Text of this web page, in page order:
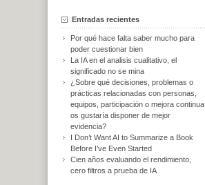
Entradas recientes
Por qué hace falta saber mucho para
poder cuestionar bien
La IA en el analisis cualitativo, el
significado no se mina
¿Sobre qué decisiones, problemas o
prácticas relacionadas con personas,
equipos, participación o mejora continua
os gustaría disponer de mejor
evidencia?
I Don’t Want AI to Summarize a Book
Before I’ve Even Started
Cien años evaluando el rendimiento,
cero filtros a prueba de IA